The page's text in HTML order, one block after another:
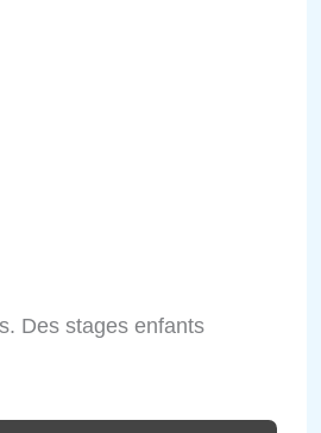
Des stages enfants